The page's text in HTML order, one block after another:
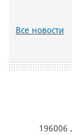
Все новости
196006